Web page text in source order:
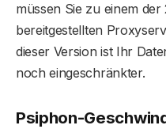
müssen Sie zu einem
bereitgestellten
dieser Version ist Ihr
noch eingeschränkter.
Psiphon-